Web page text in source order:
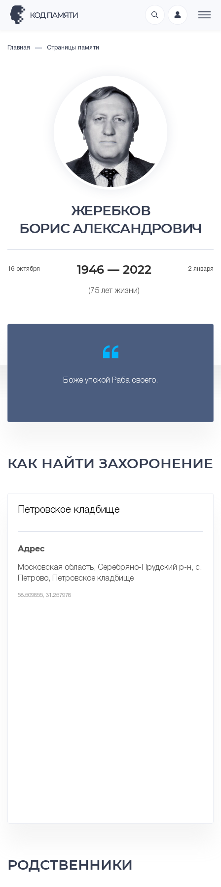
Главная Страницы памяти
ЖЕРЕБКОВ
БОРИС АЛЕКСАНДРОВИЧ
16 октября 1946 — 2022
(75 лет жизни)
2 января
Боже упокой Раба своего.
КАК НАЙТИ ЗАХОРОНЕНИЕ
Петровское кладбище
Адрес
Московская область, Серебряно-Прудский р-н, с.
Петрово, Петровское кладбище
58.509855, 31.257978
РОДСТВЕННИКИ